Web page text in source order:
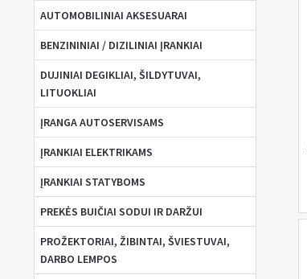
AUTOMOBILINIAI AKSESUARAI
BENZININIAI / DIZILINIAI ĮRANKIAI
DUJINIAI DEGIKLIAI, ŠILDYTUVAI,
LITUOKLIAI
ĮRANGA AUTOSERVISAMS
ĮRANKIAI ELEKTRIKAMS
ĮRANKIAI STATYBOMS
PREKĖS BUIČIAI SODUI IR DARŽUI
PROŽEKTORIAI, ŽIBINTAI, ŠVIESTUVAI,
DARBO LEMPOS